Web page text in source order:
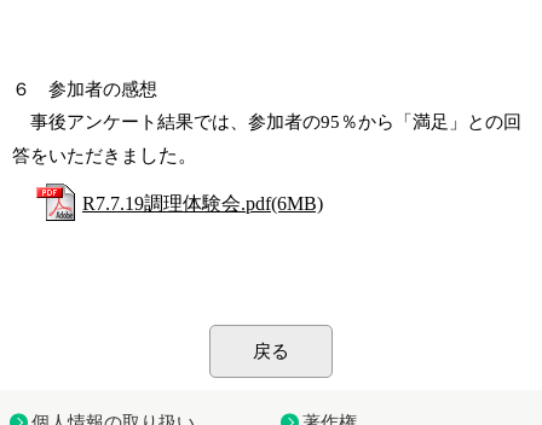
６ 参加者の感想
事後アンケート結果では、参加者の95％から「満足」との回
答をいただきま した。
R7.7.19調理体験会.pdf(6MB)
戻る